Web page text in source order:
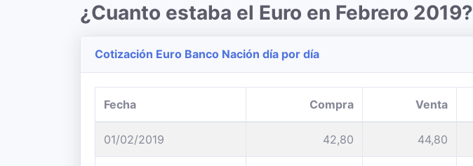
¿Cuanto estaba el Euro en Febrero 2019?
Cotización Euro Banco Nación día por día
Fecha Compra Venta
01/02/2019 42,80 44,80